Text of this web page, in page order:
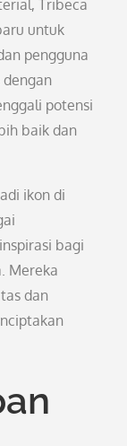
Tribeca
untuk
pengguna
potensi
baik dan
ikon di
bagi
Mereka
dan